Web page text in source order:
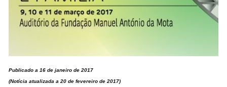
Publicado a 16 de janeiro de 2017
(Notícia atualizada a 20 de fevereiro de 2017)